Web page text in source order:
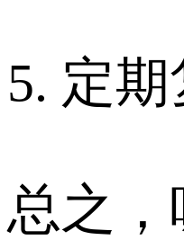
5. 定
总之